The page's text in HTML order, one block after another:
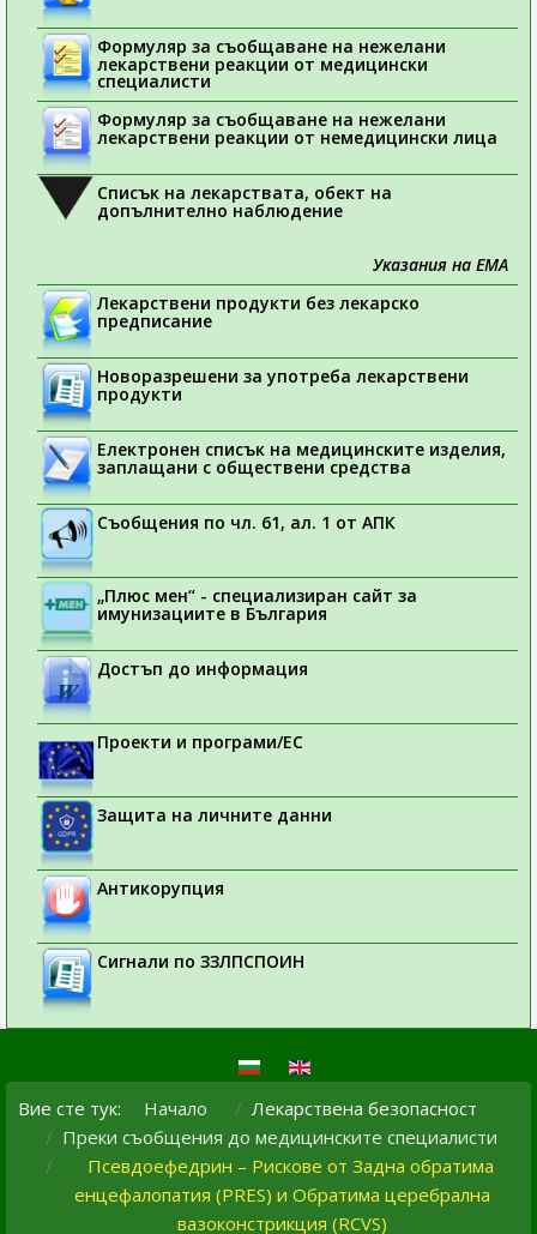
Формуляр за съобщаване на нежелани
лекарствени реакции от медицински
специалисти
Формуляр за съобщаване на нежелани
лекарствени реакции от немедицински лица
Списък на лекарствата, обект на
допълнително наблюдение
Указания на ЕМА
Лекарствени продукти без лекарско
предписание
Новоразрешени за употреба лекарствени
продукти
Електронен списък на медицинските изделия,
заплащани с обществени средства
Съобщения по чл. 61, ал. 1 от АПК
„Плюс мен“ - специализиран сайт за
имунизациите в България
Достъп до информация
Проекти и програми/ЕС
Защита на личните данни
Антикорупция
Сигнали по ЗЗЛПСПОИН
Вие сте тук: Начало
Лекарствена безопасност
Преки съобщения до медицинските специалисти
Псевдоефедрин – Рискове от Задна обратима
енцефалопатия (PRES) и Обратима церебрална
вазоконстрикция (RCVS)